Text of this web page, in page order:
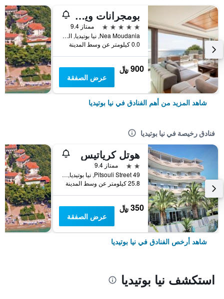
بومجرانات ويلنيس سبا هوتل
5 نجوم
ممتاز 9.4
Nea Moudania, نيا بوتيديا, اليونان
0.0 كيلومتر عن وسط المدينة
900 ﷼
عرض الصفقة
شاهد المزيد من أهم الفنادق في نيا بوتيديا
فنادق رخيصة في نيا بوتيديا
هوتل كرياتيس
2 نجمتين
ممتاز 9.4
49 Pitsouli Street, نيا بوتيديا, اليونان
25.8 كيلومتر عن وسط المدينة
350 ﷼
عرض الصفقة
شاهد أرخص الفنادق في نيا بوتيديا
استكشف نيا بوتيديا